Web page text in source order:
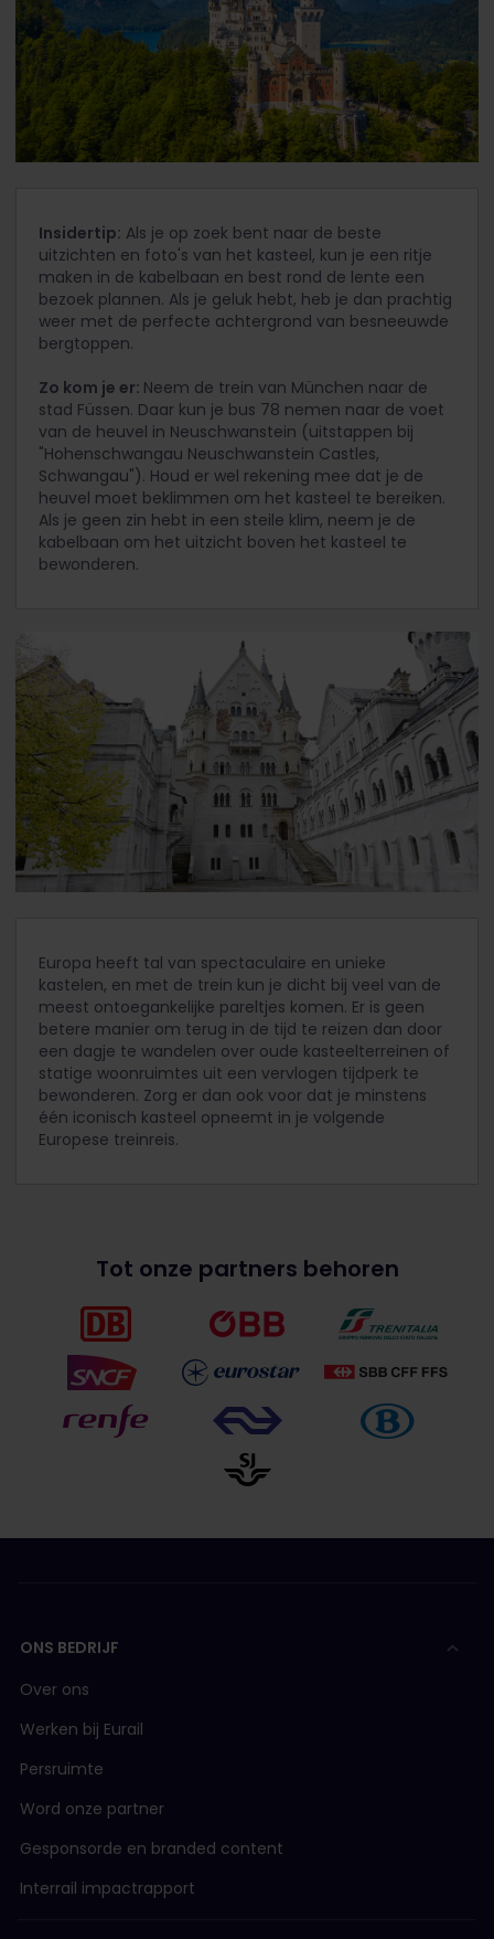
Insidertip: Als je op zoek bent naar de beste
uitzichten en foto's van het kasteel, kun je een ritje
maken in de kabelbaan en best rond de lente een
bezoek plannen. Als je geluk hebt, heb je dan prachtig
weer met de perfecte achtergrond van besneeuwde
bergtoppen.
Zo kom je er: Neem de trein van München naar de
stad Füssen. Daar kun je bus 78 nemen naar de voet
van de heuvel in Neuschwanstein (uitstappen bij
"Hohenschwangau Neuschwanstein Castles,
Schwangau"). Houd er wel rekening mee dat je de
heuvel moet beklimmen om het kasteel te bereiken.
Als je geen zin hebt in een steile klim, neem je de
kabelbaan om het uitzicht boven het kasteel te
bewonderen.
Europa heeft tal van spectaculaire en unieke
kastelen, en met de trein kun je dicht bij veel van de
meest ontoegankelijke pareltjes komen. Er is geen
betere manier om terug in de tijd te reizen dan door
een dagje te wandelen over oude kasteelterreinen of
statige woonruimtes uit een vervlogen tijdperk te
bewonderen. Zorg er dan ook voor dat je minstens
één iconisch kasteel opneemt in je volgende
Europese treinreis.
Tot onze partners behoren
ONS BEDRIJF
Over ons
Werken bij Eurail
Persruimte
Word onze partner
Gesponsorde en branded content
Interrail impactrapport